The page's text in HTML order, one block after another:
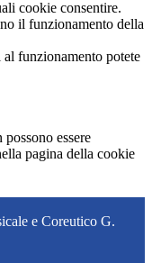
cookie consentire.
il funzionamento della
al funzionamento potete
essere
pagina della cookie
e Coreutico G.